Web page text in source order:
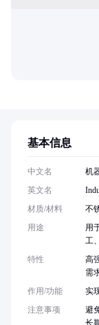
基本信息
中文名
机
英文名
材质/材料
不
用途
用
工
特性
高
需
作用/功能
实
注意事项
避
长